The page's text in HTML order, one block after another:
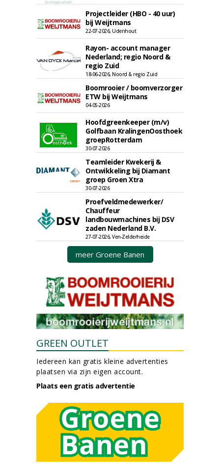
Projectleider (HBO - 40 uur)
bij Weijtmans
22-07-2026, Udenhout
Rayon- account manager
Nederland; regio Noord &
regio Zuid
18-06-2026, Noord & regio Zuid
Boomrooier / boomverzorger
ETW bij Weijtmans
04-05-2026
Hoofdgreenkeeper (m/v)
Golfbaan KralingenOosthoek
groepRotterdam
30-07-2026
Teamleider Kwekerij &
Ontwikkeling bij Diamant
groep Groen Xtra
30-07-2026
Proefveldmedewerker/
Chauffeur
landbouwmachines bij DSV
zaden Nederland B.V.
27-07-2026, Ven-Zelderheide
meer Groene Banen
GREEN OUTLET
Iedereen kan gratis kleine advertenties
plaatsen via zijn eigen account.
Plaats een gratis advertentie